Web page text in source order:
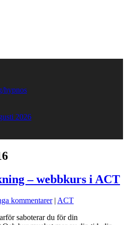
hypnos
2026
– webbkurs i ACT
kommentarer| ACT
saboterar du för din